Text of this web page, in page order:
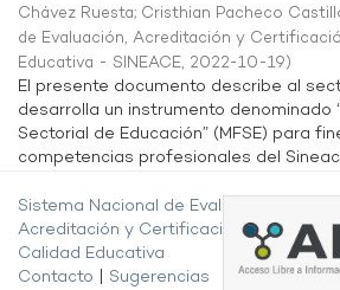
Chávez Ruesta; Cristhian Pacheco
de Evaluación, Acreditación y
Educativa - SINEACE, 2022-10-19)
El presente documento describe al
desarrolla un instrumento denominado
Sectorial de Educación” (MFSE) para
competencias profesionales del
Sistema Nacional de Evaluación,
Acreditación y Certificación de la
Calidad Educativa
Contacto
Sugerencias